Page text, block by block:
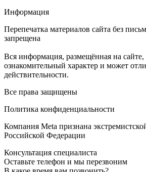
Информация
Перепечатка материалов сайта без
запрещена
Вся информация, размещённая на сайте,
ознакомительный характер и может
действительности.
Все права защищены
Политика конфиденциальности
Компания Meta признана
Российской Федерации
Консультация специалиста
Оставьте телефон и мы перезвоним